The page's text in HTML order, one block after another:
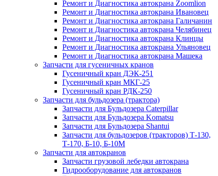
Ремонт и Диагностика автокрана Zoomlion
Ремонт и Диагностика автокрана Ивановец
Ремонт и Диагностика автокрана Галичанин
Ремонт и Диагностика автокрана Челябинец
Ремонт и Диагностика автокрана Клинцы
Ремонт и Диагностика автокрана Ульяновец
Ремонт и Диагностика автокрана Машека
Запчасти для гусеничных кранов
Гусеничный кран ДЭК-251
Гусеничный кран МКГ-25
Гусеничный кран РДК-250
Запчасти для бульдозера (трактора)
Запчасти для Бульдозера Caterpillar
Запчасти для Бульдозера Komatsu
Запчасти для Бульдозера Shantui
Запчасти для бульдозеров (тракторов) Т-130,
Т-170, Б-10, Б-10М
Запчасти для автокранов
Запчасти грузовой лебедки автокрана
Гидрооборудование для автокранов